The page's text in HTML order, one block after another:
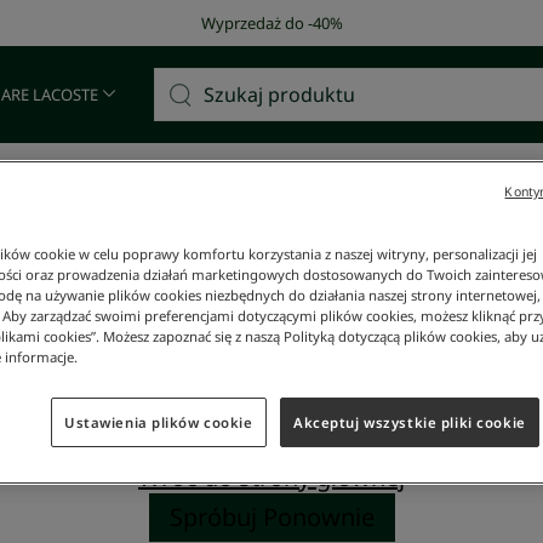
Wyprzedaż do -40%
LACOSTE
Napotkaliśmy problem ze stroną.
klienta. Spróbuj odświeżyć
przeglądarki.
Cannot read property 'flatMap' of undefined
Wróć do strony głównej
cookie w celu poprawy komfortu korzystania z naszej witryny, personalizacji jej
oraz prowadzenia działań marketingowych dostosowanych do Twoich
na używanie plików cookies niezbędnych do działania naszej strony
Aby zarządzać swoimi preferencjami dotyczącymi plików cookies, możesz kliknąć
cookies”. Możesz zapoznać się z naszą Polityką dotyczącą plików cookies, aby
informacje.
Ustawienia plików cookie Akceptuj wszystkie pliki cookie